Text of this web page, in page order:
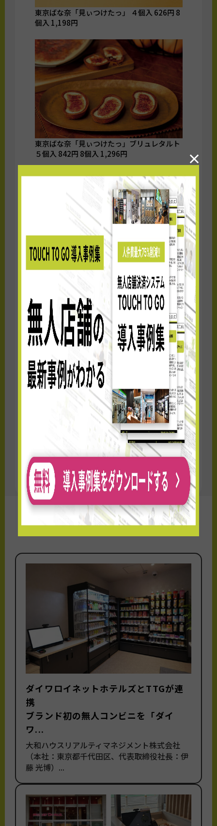
東京ばな奈「見ぃつけたっ」 ４個入 626円 8
個入 1,198円
東京ばな奈「見ぃつけたっ」ブリュレタルト
５個入 842円 8個入 1,296円
シュガーバターサンドの木お買得パック 10
個入 756円 14個入 1,134円
4：今回の店舗に期待している
こと・今後の展開について
出張やご旅行等で新幹線をご利用のお客様
にスムーズにお買い求めいただけるメリット
を十分に感じていただき、美味しいお菓子と
初めての購買体験をお土産としてお持ち帰り
いただきたいと思っております。
日本初の鉄道ホーム上での対面型無人店舗
となりますので、今後の展開についてはお客
様のご利用状況を見つつ検討してまいりま
≫プレスリリースはこちら
OPEN情報
ダイワロイネットホテルズとTTGが連
携
ブランド初の無人コンビニを「ダイ
ワ...
大和ハウスリアルティマネジメント株式会社
（本社：東京都千代田区、代表取締役社長：伊
藤 光博）...
×